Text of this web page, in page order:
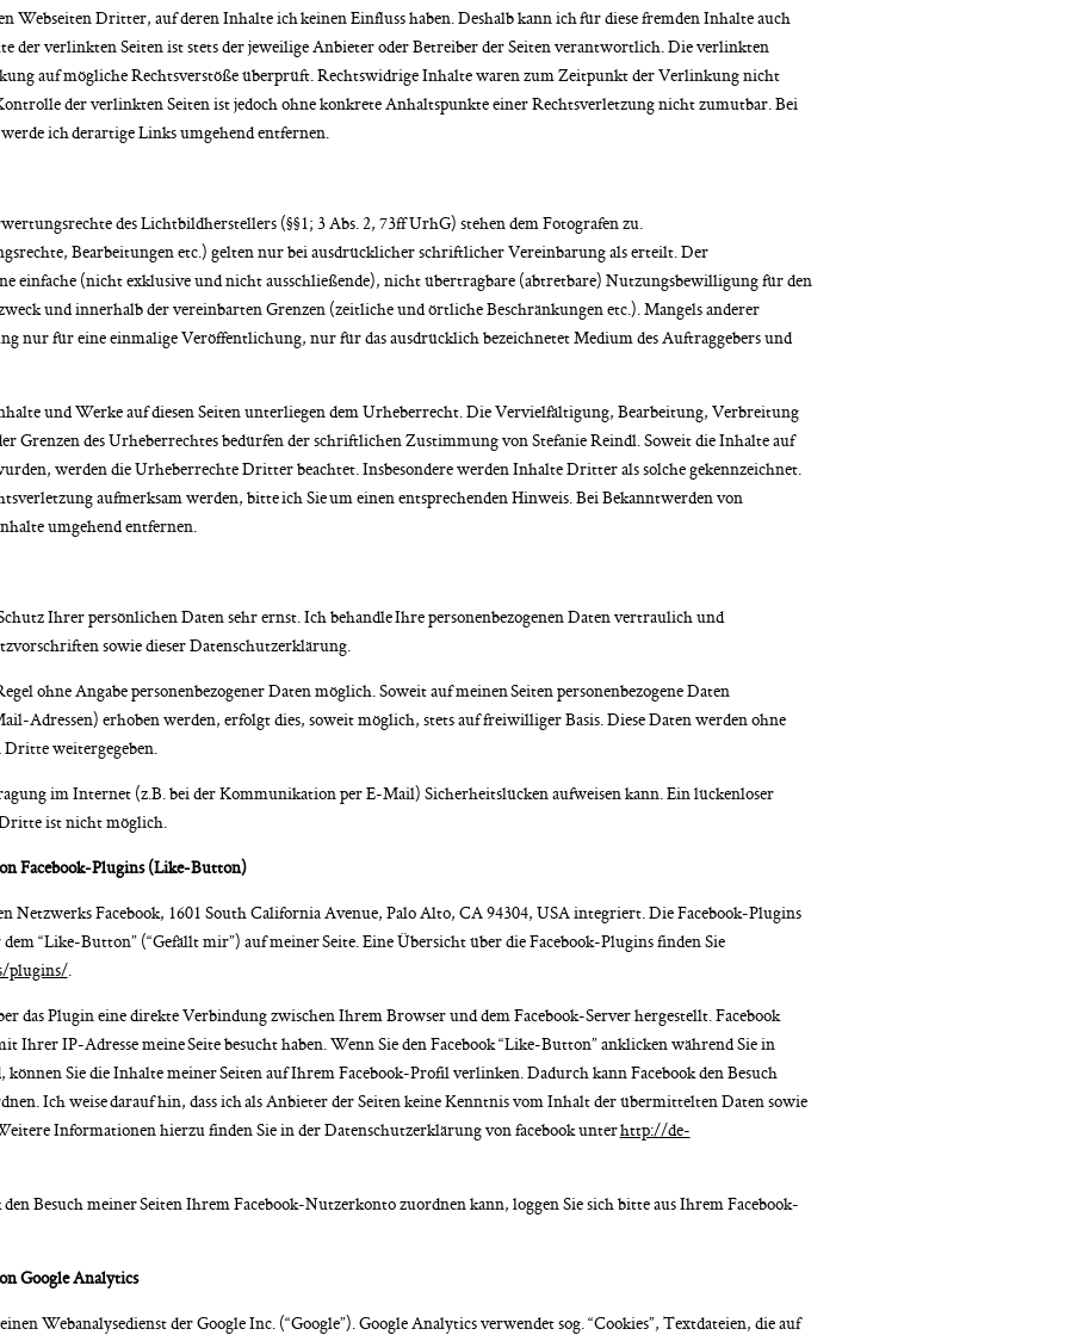
Webseiten Dritter, auf deren Inhalte ich keinen Einfluss haben. Deshalb kann ich für diese fremden Inhalte auch
der verlinkten Seiten ist stets der jeweilige Anbieter oder Betreiber der Seiten verantwortlich. Die verlinkten
auf mögliche Rechtsverstöße überprüft. Rechtswidrige Inhalte waren zum Zeitpunkt der Verlinkung nicht
der verlinkten Seiten ist jedoch ohne konkrete Anhaltspunkte einer Rechtsverletzung nicht zumutbar. Bei
ich derartige Links umgehend entfernen.
des Lichtbildherstellers (§§1; 3 Abs. 2, 73ff UrhG) stehen dem Fotografen zu.
Bearbeitungen etc.) gelten nur bei ausdrücklicher schriftlicher Vereinbarung als erteilt. Der
einfache (nicht exklusive und nicht ausschließende), nicht übertragbare (abtretbare) Nutzungsbewilligung für den
und innerhalb der vereinbarten Grenzen (zeitliche und örtliche Beschränkungen etc.). Mangels anderer
nur für eine einmalige Veröffentlichung, nur für das ausdrücklich bezeichnetet Medium des Auftraggebers und
und Werke auf diesen Seiten unterliegen dem Urheberrecht. Die Vervielfältigung, Bearbeitung, Verbreitung
Grenzen des Urheberrechtes bedürfen der schriftlichen Zustimmung von Stefanie Reindl. Soweit die Inhalte auf
werden die Urheberrechte Dritter beachtet. Insbesondere werden Inhalte Dritter als solche gekennzeichnet.
aufmerksam werden, bitte ich Sie um einen entsprechenden Hinweis. Bei Bekanntwerden von
umgehend entfernen.
Ihrer persönlichen Daten sehr ernst. Ich behandle Ihre personenbezogenen Daten vertraulich und
sowie dieser Datenschutzerklärung.
ohne Angabe personenbezogener Daten möglich. Soweit auf meinen Seiten personenbezogene Daten
Adressen) erhoben werden, erfolgt dies, soweit möglich, stets auf freiwilliger Basis. Diese Daten werden ohne
weitergegeben.
im Internet (z.B. bei der Kommunikation per E-Mail) Sicherheitslücken aufweisen kann. Ein lückenloser
ist nicht möglich.
Facebook-Plugins (Like-Button)
Netzwerks Facebook, 1601 South California Avenue, Palo Alto, CA 94304, USA integriert. Die Facebook-Plugins
“Like-Button” (“Gefällt mir”) auf meiner Seite. Eine Übersicht über die Facebook-Plugins finden Sie
plugins/.
das Plugin eine direkte Verbindung zwischen Ihrem Browser und dem Facebook-Server hergestellt. Facebook
Ihrer IP-Adresse meine Seite besucht haben. Wenn Sie den Facebook “Like-Button” anklicken während Sie in
Sie die Inhalte meiner Seiten auf Ihrem Facebook-Profil verlinken. Dadurch kann Facebook den Besuch
Ich weise darauf hin, dass ich als Anbieter der Seiten keine Kenntnis vom Inhalt der übermittelten Daten sowie
Informationen hierzu finden Sie in der Datenschutzerklärung von facebook unterhttp://de-
Besuch meiner Seiten Ihrem Facebook-Nutzerkonto zuordnen kann, loggen Sie sich bitte aus Ihrem Facebook-
Google Analytics
Webanalysedienst der Google Inc. (“Google”). Google Analytics verwendet sog. “Cookies”, Textdateien, die auf